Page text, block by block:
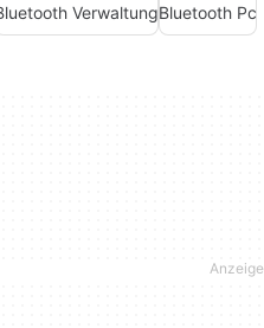
VerwaltungBluetooth Pc